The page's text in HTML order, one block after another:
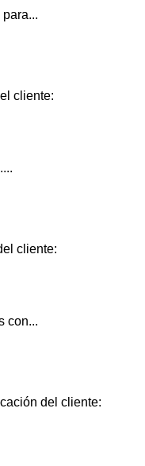
cliente:
cliente:
con...
del cliente: